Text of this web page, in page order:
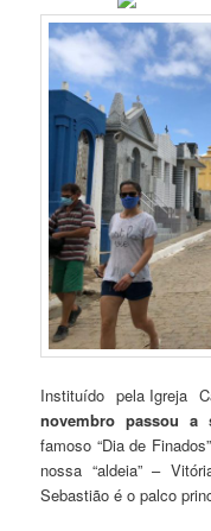
Instituído pela Igreja
novembro passou
famoso “Dia de
nossa “aldeia” –
Sebastião é o palco